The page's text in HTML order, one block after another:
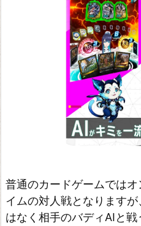
普通のカードゲームでは
イムの対人戦となります
はなく相手のバディAIと